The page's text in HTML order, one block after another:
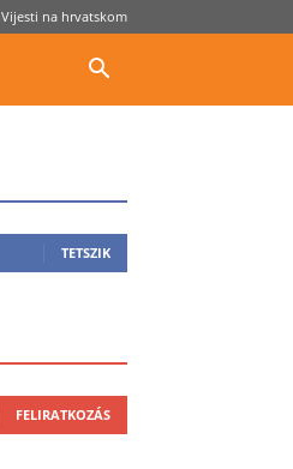
Vijesti na hrvatskom
TETSZIK
FELIRATKOZÁS